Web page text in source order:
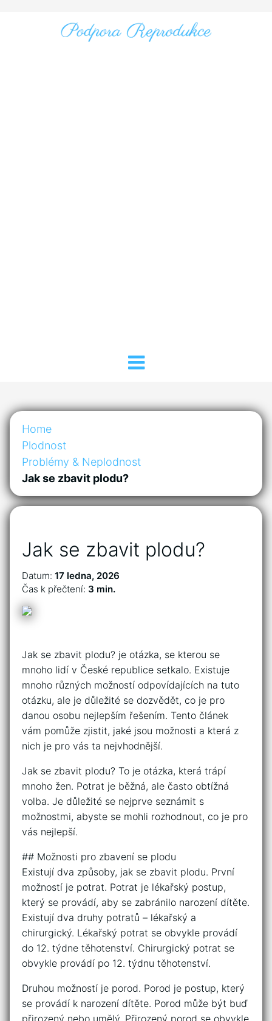
Home
Plodnost
Problémy & Neplodnost
Jak se zbavit plodu?
Jak se zbavit plodu?
Datum: 17 ledna, 2026
Čas k přečtení: 3 min.
Jak se zbavit plodu? je otázka, se kterou se
mnoho lidí v České republice setkalo. Existuje
mnoho různých možností odpovídajících na tuto
otázku, ale je důležité se dozvědět, co je pro
danou osobu nejlepším řešením. Tento článek
vám pomůže zjistit, jaké jsou možnosti a která z
nich je pro vás ta nejvhodnější.
Jak se zbavit plodu? To je otázka, která trápí
mnoho žen. Potrat je běžná, ale často obtížná
volba. Je důležité se nejprve seznámit s
možnostmi, abyste se mohli rozhodnout, co je pro
vás nejlepší.
## Možnosti pro zbavení se plodu
Existují dva způsoby, jak se zbavit plodu. První
možností je potrat. Potrat je lékařský postup,
který se provádí, aby se zabránilo narození dítěte.
Existují dva druhy potratů – lékařský a
chirurgický. Lékařský potrat se obvykle provádí
do 12. týdne těhotenství. Chirurgický potrat se
obvykle provádí po 12. týdnu těhotenství.
Druhou možností je porod. Porod je postup, který
se provádí k narození dítěte. Porod může být buď